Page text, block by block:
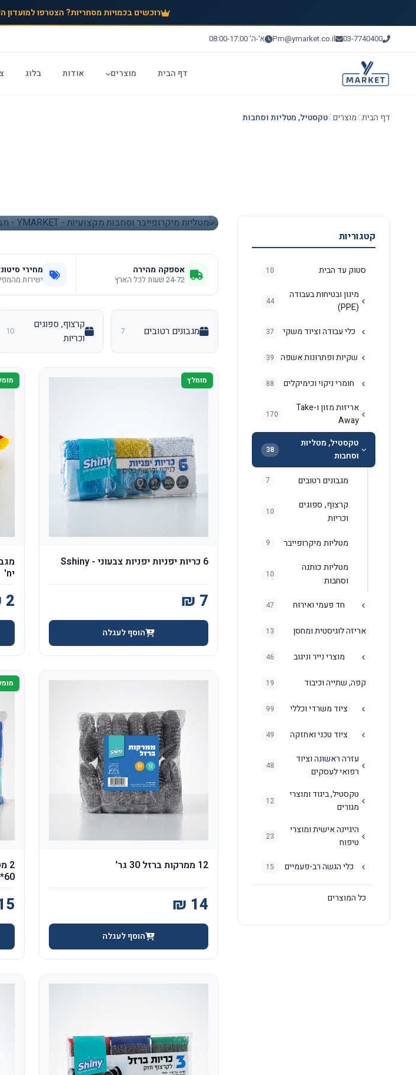
רוכשים בכמויות מסחריות? הצטרפו למועדון
03-7740400
Pm@ymarket.co.il א'-ה' 08:00-17:00
דף הבית מוצרים אודות בלוג
דף הבית מוצרים טקסטיל, מטליות וסחבות
קטגוריות
סטוק עד הבית 10
מיגון ובטיחות בעבודה
(PPE)
44
כלי עבודה וציוד משקי 37
שקיות ופתרונות אשפה 39
חומרי ניקוי וכימיקלים 88
אריזות מזון ו-Take
Away
170
טקסטיל, מטליות
וסחבות
38
מגבונים רטובים 7
קרצוף, ספוגים
וכריות
10
מטליות מיקרופייבר 9
מטליות כותנה
וסחבות
10
חד פעמי ואירוח 47
אריזה לוגיסטית ומחסן 13
מוצרי נייר וניגוב 46
קפה, שתייה וכיבוד 19
ציוד משרדי וכללי 99
ציוד טכני ואחזקה 49
עזרה ראשונה וציוד
רפואי לעסקים
48
טקסטיל, ביגוד ומוצרי
מגורים
12
היגיינה אישית ומוצרי
טיפוח
23
כלי הגשה רב-פעמיים 15
כל המוצרים
אספקה מהירה
24-72 שעות לכל הארץ
מחירי
ישירות
מגבונים רטובים 7
קרצוף, ספוגים
וכריות
10
מומלץ
6 כריות יפניות יפניות צבעוני - Sshiny
הוסף לעגלה
יח'
12 ממרקות ברזל 30 גר'
הוסף לעגלה
60*90 ס"מ